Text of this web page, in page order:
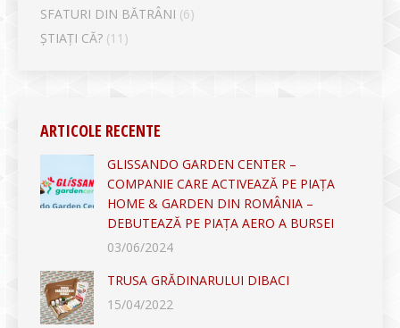
SFATURI DIN BĂTRÂNI (6)
ȘTIAȚI CĂ? (11)
ARTICOLE RECENTE
GLISSANDO GARDEN CENTER –
COMPANIE CARE ACTIVEAZĂ PE PIAȚA
HOME & GARDEN DIN ROMÂNIA –
DEBUTEAZĂ PE PIAȚA AERO A BURSEI
03/06/2024
TRUSA GRĂDINARULUI DIBACI
15/04/2022